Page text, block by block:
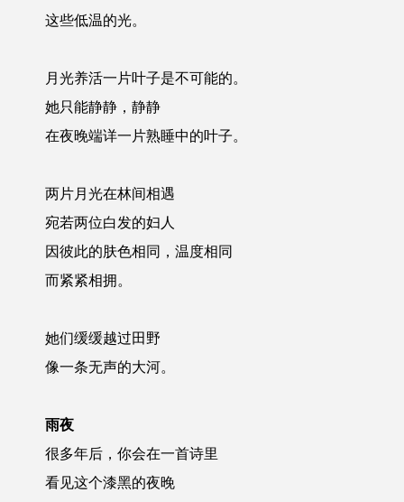
这些低温的光。
月光养活一片叶子是不可能的。
她只能静静，静静
在夜晚端详一片熟睡中的叶子。
两片月光在林间相遇
宛若两位白发的妇人
因彼此的肤色相同，温度相同
而紧紧相拥。
她们缓缓越过田野
像一条无声的大河。
雨夜
很多年后，你会在一首诗里
看见这个漆黑的夜晚